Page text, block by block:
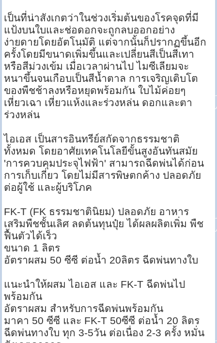
เป็นที่น่าสังเกตว่าในช่วงเริ่มต้นของโรคจุดที่มี
แป้งบนใบและช่อดอกจะถูกลบออกอย่าง
ง่ายดายโดยอัตโนมัติ แต่จากนั้นก็ปรากฏขึ้นอีก
ครั้งโดยมีขนาดเพิ่มขึ้นและเปลี่ยนสีเป็นสีเทา
หรือสีม่วงเข้ม เมื่อเวลาผ่านไป ไมซีเลียมจะ
หนาขึ้นจนเกือบเป็นสีน้ำตาล การเจริญเติบโต
ของพืชช้าลงหรือหยุดพร้อมกัน ใบไม้ค่อยๆ
เหี่ยวเฉา เหี่ยวแห้งและร่วงหล่น ดอกและตา
ร่วงหล่น
ไอเอส เป็นสารอินทรีย์สกัดจากธรรมชาติ
ทั้งหมด โดยอาศัยเทคโนโลยีขั้นสูงอันทันสมัย
'การควบคุมประจุไฟฟ้า' สามารถฉีดพ่นได้ก่อน
การเก็บเกี่ยว โดยไม่มีสารพิษตกค้าง ปลอดภัย
ต่อผู้ใช้ และผู้บริโภค
FK-T (FK ธรรมชาตินิยม) ปลอดภัย อาหาร
เสริมพืชชั้นเลิศ ลดต้นทุนปุ๋ย ได้ผลผลิตเพิ่ม พืช
ฟื้นตัวได้เร็ว
ขนาด 1 ลิตร
อัตราผสม 50 ซีซี ต่อน้ำ 20ลิตร ฉีดพ่นทางใบ
แนะนำให้ผสม ไอเอส และ FK-T ฉีดพ่นไป
พร้อมกัน
อัตราผสม สำหรับการฉีดพ่นพร้อมกัน
มาคา 50 ซีซี และ FK-T 50ซีซี ต่อน้ำ 20 ลิตร
ฉีดพ่นทางใบ ทุก 3-5วัน ต่อเนื่อง 2-3 ครั้ง หมั่น